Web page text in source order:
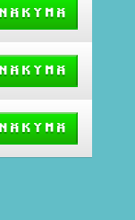
NÄKYMÄ
NÄKYMÄ
NÄKYMÄ